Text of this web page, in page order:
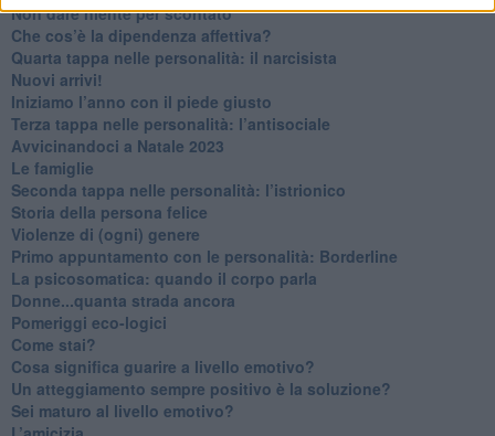
Non dare niente per scontato
Che cos’è la dipendenza affettiva?
Quarta tappa nelle personalità: il narcisista
​Nuovi arrivi!
​Iniziamo l’anno con il piede giusto
​Terza tappa nelle personalità: l’antisociale
​Avvicinandoci a Natale 2023
Le famiglie
Seconda tappa nelle personalità: l’istrionico
​Storia della persona felice
Violenze di (ogni) genere
​Primo appuntamento con le personalità: Borderline
La psicosomatica: quando il corpo parla
Donne...quanta strada ancora
​Pomeriggi eco-logici
​Come stai?
Cosa significa guarire a livello emotivo?
​Un atteggiamento sempre positivo è la soluzione?
​Sei maturo al livello emotivo?